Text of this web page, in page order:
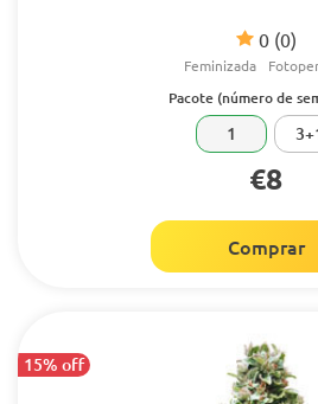
0 (0)
Feminizada
Pacote (número de
1
€8
Comprar
15% off